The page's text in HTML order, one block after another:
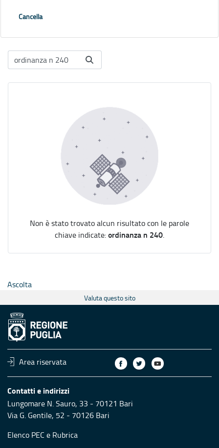
Cancella
Non è stato trovato alcun risultato con le parole
chiave indicate:ordinanza n 240.
Ascolta
Valuta questo sito
Area riservata
Contatti e indirizzi
Lungomare N. Sauro, 33 - 70121 Bari
Via G. Gentile, 52 - 70126 Bari
Elenco PEC e Rubrica